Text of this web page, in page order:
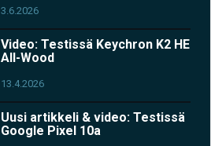
3.6.2026
Video: Testissä Keychron K2 HE
All-Wood
13.4.2026
Uusi artikkeli & video: Testissä
Google Pixel 10a